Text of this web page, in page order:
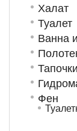
Халат
Туалет
Ванна
Тапочки
Фен